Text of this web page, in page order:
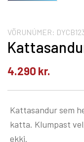
VÖRUNÚMER:
4.290 kr.
Kattasandur sem
katta. Klumpast
ekki.